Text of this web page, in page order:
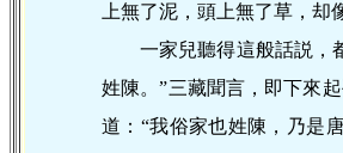
上無了泥，頭上無了草，
一家兒聽得這般話説，
姓陳。”三藏聞言，即下來
道：“我俗家也姓陳，乃是